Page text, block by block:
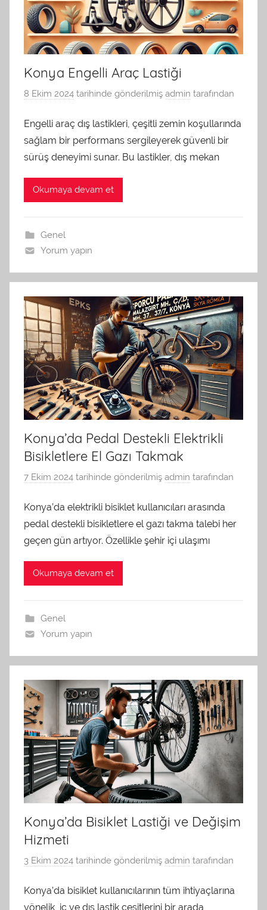
Konya Engelli Araç Lastiği
8 Ekim 2024 tarihinde gönderilmiş admin tarafından
Engelli araç dış lastikleri, çeşitli zemin koşullarında
sağlam bir performans sergileyerek güvenli bir
sürüş deneyimi sunar. Bu lastikler, dış mekan
Okumaya devam et
Genel
Yorum yapın
Konya’da Pedal Destekli Elektrikli
Bisikletlere El Gazı Takmak
7 Ekim 2024 tarihinde gönderilmiş admin tarafından
Konya’da elektrikli bisiklet kullanıcıları arasında
pedal destekli bisikletlere el gazı takma talebi her
geçen gün artıyor. Özellikle şehir içi ulaşımı
Okumaya devam et
Genel
Yorum yapın
Konya’da Bisiklet Lastiği ve Değişim
Hizmeti
3 Ekim 2024 tarihinde gönderilmiş admin tarafından
Konya’da bisiklet kullanıcılarının tüm ihtiyaçlarına
yönelik, iç ve dış lastik çeşitlerini bir arada